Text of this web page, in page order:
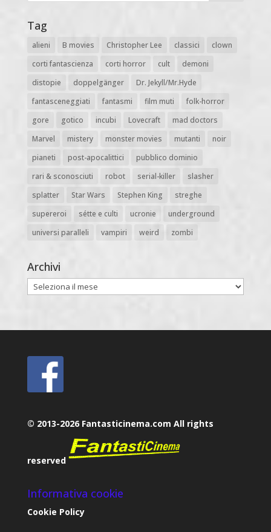
Tag
alieni B movies Christopher Lee classici
clown
corti fantascienza
corti horror cult
demoni
distopie
doppelgänger
Dr. Jekyll/Mr.Hyde
fantasceneggiati
fantasmi film muti
folk-horror
gore
gotico incubi Lovecraft
mad doctors
Marvel
mistery monster movies mutanti
noir
pianeti
post-apocalittici
pubblico dominio
rari & sconosciuti
robot serial-killer
slasher
splatter
Star Wars Stephen King
streghe
supereroi
sétte e culti ucronie
underground
universi paralleli
vampiri weird zombi
Archivi
Archivi
© 2013-2026 Fantasticinema.com All rights
reserved
Informativa cookie
Cookie Policy